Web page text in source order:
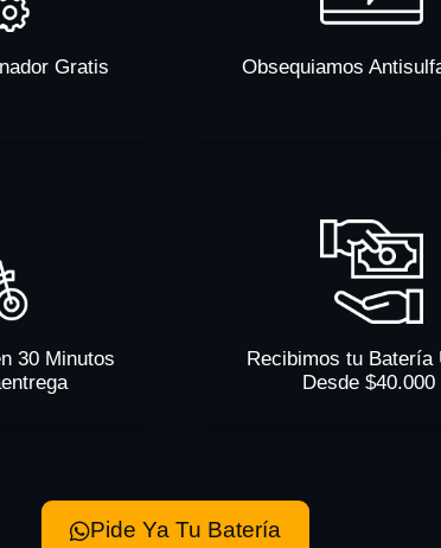
Gratis Obsequiamos
30 Minutos
Recibimos tu Batería
Desde $40.000
Pide Ya Tu Batería